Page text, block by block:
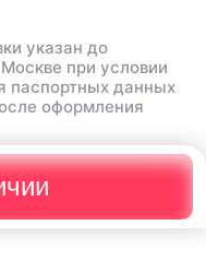
Ответ поддержки:
отзыв 🦄 Откиньте
сторону, мы
подлинность товара!
окажется подделка —
деньги в трехкратном
Каждый товар
на оригинальность,
указан до
при условии
паспортных данных
оформления